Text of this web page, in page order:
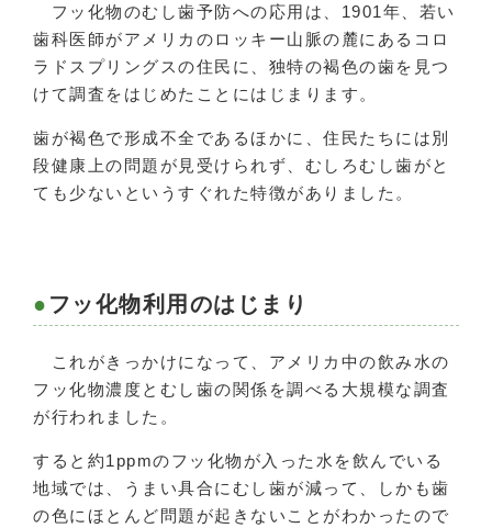
フッ化物のむし歯予防への応用は、1901年、若い
歯科医師がアメリカのロッキー山脈の麓にあるコロ
ラドスプリングスの住民に、独特の褐色の歯を見つ
けて調査をはじめたことにはじまります。
歯が褐色で形成不全であるほかに、住民たちには別
段健康上の問題が見受けられず、むしろむし歯がと
ても少ないというすぐれた特徴がありました。
フッ化物利用のはじまり
これがきっかけになって、アメリカ中の飲み水の
フッ化物濃度とむし歯の関係を調べる大規模な調査
が行われました。
すると約1ppmのフッ化物が入った水を飲んでいる
地域では、うまい具合にむし歯が減って、しかも歯
の色にほとんど問題が起きないことがわかったので